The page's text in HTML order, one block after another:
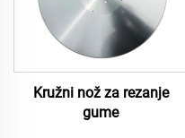
Kružni nož za rezanje
gume